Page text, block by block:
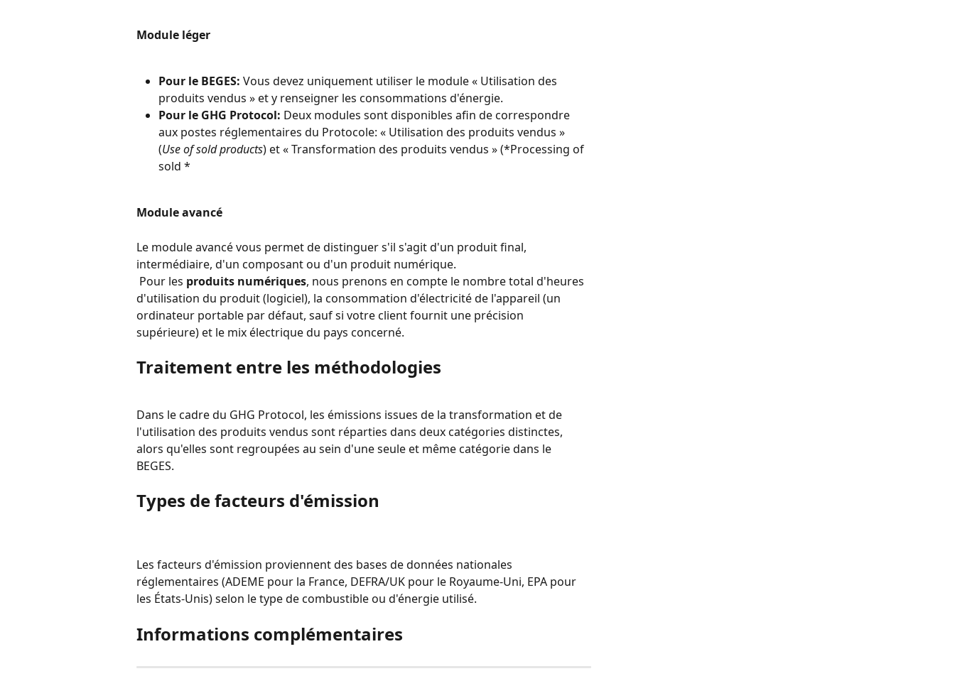
Module léger
Pour le BEGES: Vous devez uniquement utiliser le module « Utilisation des
produits vendus » et y renseigner les consommations d'énergie.
Pour le GHG Protocol: Deux modules sont disponibles afin de correspondre
aux postes réglementaires du Protocole: « Utilisation des produits vendus »
(Use of sold products) et « Transformation des produits vendus » (*Processing of
sold *
Module avancé
Le module avancé vous permet de distinguer s'il s'agit d'un produit final,
intermédiaire, d'un composant ou d'un produit numérique.
Pour les produits numériques, nous prenons en compte le nombre total d'heures
d'utilisation du produit (logiciel), la consommation d'électricité de l'appareil (un
ordinateur portable par défaut, sauf si votre client fournit une précision
supérieure) et le mix électrique du pays concerné.
Traitement entre les méthodologies
Dans le cadre du GHG Protocol, les émissions issues de la transformation et de
l'utilisation des produits vendus sont réparties dans deux catégories distinctes,
alors qu'elles sont regroupées au sein d'une seule et même catégorie dans le
BEGES.
Types de facteurs d'émission
Les facteurs d'émission proviennent des bases de données nationales
réglementaires (ADEME pour la France, DEFRA/UK pour le Royaume-Uni, EPA pour
les États-Unis) selon le type de combustible ou d'énergie utilisé.
Informations complémentaires